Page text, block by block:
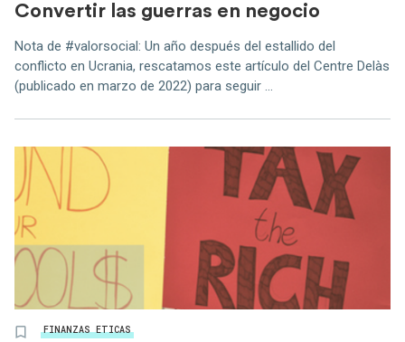
Convertir las guerras en negocio
Nota de #valorsocial: Un año después del estallido del
conflicto en Ucrania, rescatamos este artículo del Centre Delàs
(publicado en marzo de 2022) para seguir ...
FINANZAS ETICAS